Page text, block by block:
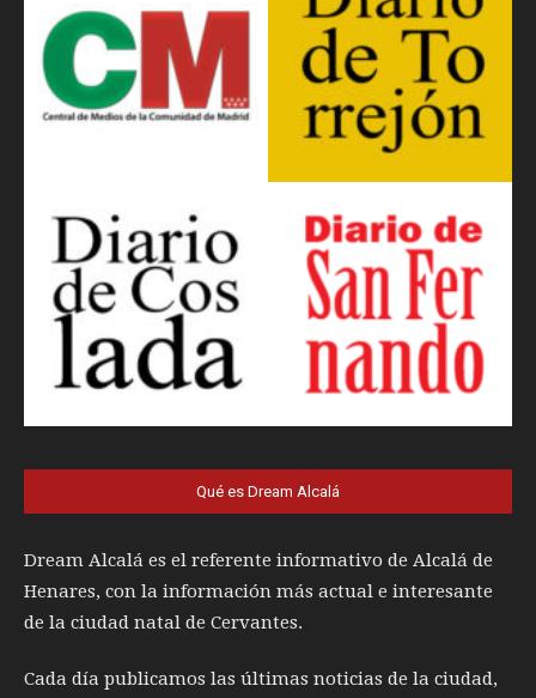
Qué es Dream Alcalá
Dream Alcalá es el referente informativo de Alcalá de
Henares, con la información más actual e interesante
de la ciudad natal de Cervantes.
Cada día publicamos las últimas noticias de la ciudad,